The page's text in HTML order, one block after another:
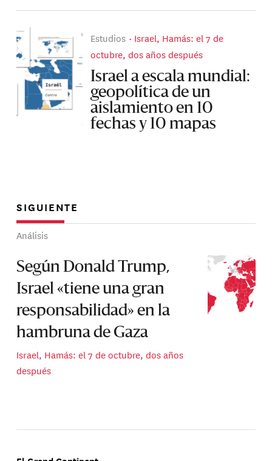
Estudios
Israel, Hamás: el 7 de
octubre, dos años después
Israel a escala mundial:
geopolítica de un
aislamiento en 10
fechas y 10 mapas
SIGUIENTE
Análisis
Según Donald Trump,
Israel «tiene una gran
responsabilidad» en la
hambruna de Gaza
Israel, Hamás: el 7 de octubre, dos años
después